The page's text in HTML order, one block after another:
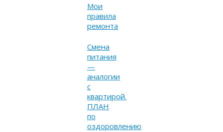
Мои
правила
ремонта
Смена
питания
—
аналогии
с
квартирой.
ПЛАН
по
оздоровлению